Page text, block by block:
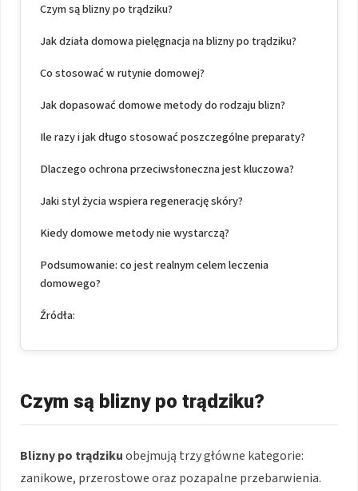
Czym są blizny po trądziku?
Jak działa domowa pielęgnacja na blizny po trądziku?
Co stosować w rutynie domowej?
Jak dopasować domowe metody do rodzaju blizn?
Ile razy i jak długo stosować poszczególne preparaty?
Dlaczego ochrona przeciwsłoneczna jest kluczowa?
Jaki styl życia wspiera regenerację skóry?
Kiedy domowe metody nie wystarczą?
Podsumowanie: co jest realnym celem leczenia
domowego?
Źródła:
Czym są blizny po trądziku?
Blizny po trądzikuobejmują trzy główne kategorie:
zanikowe, przerostowe oraz pozapalne przebarwienia.